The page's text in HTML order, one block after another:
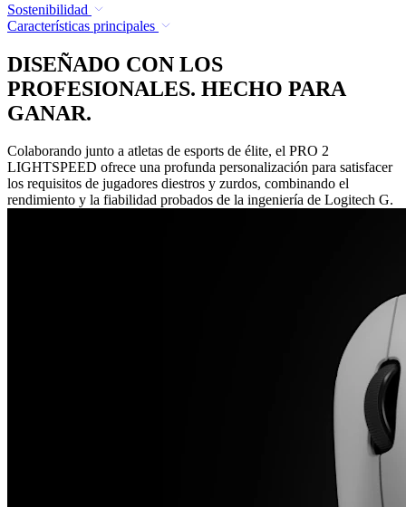
Sostenibilidad
Características principales
DISEÑADO CON LOS
PROFESIONALES. HECHO PARA
GANAR.
Colaborando junto a atletas de esports de élite, el PRO 2
LIGHTSPEED ofrece una profunda personalización para satisfacer
los requisitos de jugadores diestros y zurdos, combinando el
rendimiento y la fiabilidad probados de la ingeniería de Logitech G.